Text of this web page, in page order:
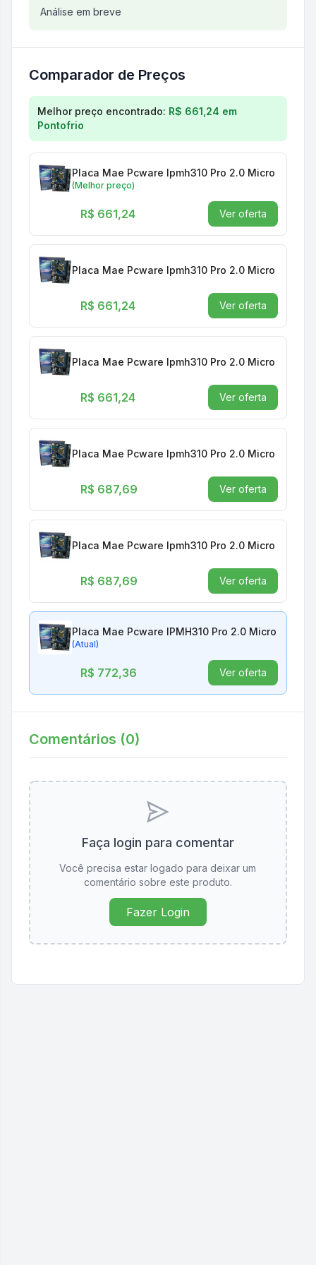
Análise do produto
Análise em breve
Comparador de Preços
Comparação de preços para Placa Mae Pcware
Melhor preço encontrado: R$ 661,24 em
Pontofrio
Placa Mae Pcware Ipmh310 Pro 2.0 Micro Atx 1151
(Melhor preço)
R$ 661,24 Ver oferta
Placa Mae Pcware Ipmh310 Pro 2.0 Micro Atx 1151
R$ 661,24 Ver oferta
Placa Mae Pcware Ipmh310 Pro 2.0 Micro Atx 1151
R$ 661,24 Ver oferta
Placa Mae Pcware Ipmh310 Pro 2.0 Micro Atx 1151
R$ 687,69 Ver oferta
Placa Mae Pcware Ipmh310 Pro 2.0 Micro Atx 1151
R$ 687,69 Ver oferta
Placa Mae Pcware IPMH310 Pro 2.0 Micro Atx 1151
(Atual)
R$ 772,36 Ver oferta
Comentários (0)
Faça login para comentar
Você precisa estar logado para deixar um
comentário sobre este produto.
Fazer Login